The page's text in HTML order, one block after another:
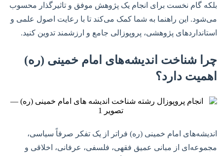
بلکه گام نخست برای انجام یک پژوهش موفق و تاثیرگذار محسوب
می‌شود. این راهنما به شما کمک می‌کند تا با رعایت اصول علمی و
استانداردهای پژوهشی، پروپوزالی جامع و ارزشمند تدوین کنید.
چرا شناخت اندیشه‌های امام خمینی (ره)
اهمیت دارد؟
اندیشه‌های امام خمینی (ره) فراتر از یک تفکر صرفاً سیاسی،
مجموعه‌ای از مبانی عمیق فقهی، فلسفی، عرفانی، اخلاقی و